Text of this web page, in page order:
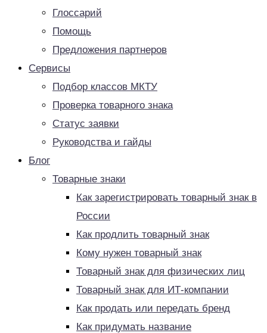
Глоссарий
Помощь
Предложения партнеров
Сервисы
Подбор классов МКТУ
Проверка товарного знака
Статус заявки
Руководства и гайды
Блог
Товарные знаки
Как зарегистрировать товарный знак в
России
Как продлить товарный знак
Кому нужен товарный знак
Товарный знак для физических лиц
Товарный знак для ИТ-компании
Как продать или передать бренд
Как придумать название